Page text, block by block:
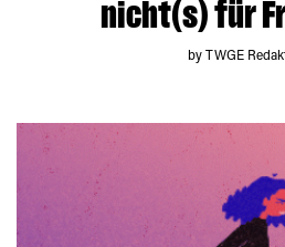
nicht(s) für
by TWGE